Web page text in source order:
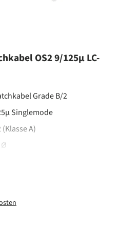
OS2 9/125µ LC-
Grade B/2
Singlemode
(Klasse A)
Ø
40 km
einem Prüfprotokoll